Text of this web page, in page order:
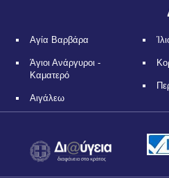
Αγία Βαρβάρα
Άγιοι Ανάργυροι -
Καματερό
Αιγάλεω